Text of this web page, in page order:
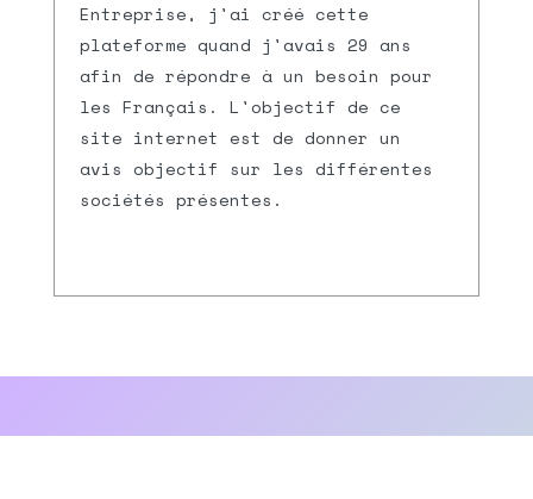
Entreprise, j'ai créé cette
plateforme quand j'avais 29 ans
afin de répondre à un besoin pour
les Français. L'objectif de ce
site internet est de donner un
avis objectif sur les différentes
sociétés présentes.